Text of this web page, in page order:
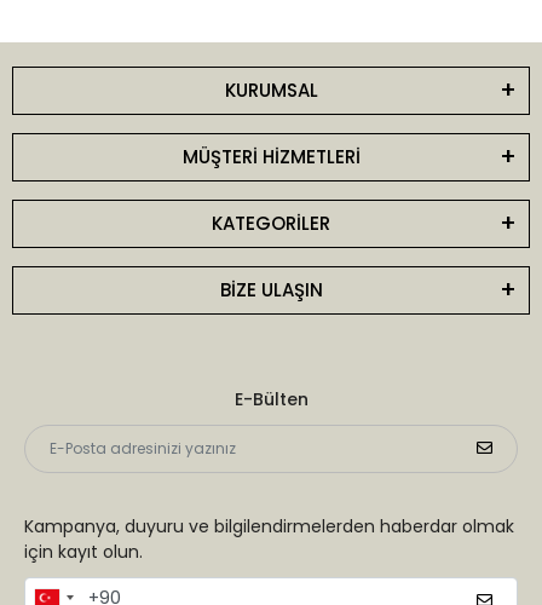
KURUMSAL
MÜŞTERİ HİZMETLERİ
KATEGORİLER
BİZE ULAŞIN
E-Bülten
Kampanya, duyuru ve bilgilendirmelerden haberdar olmak
için kayıt olun.